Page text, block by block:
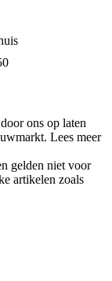
ons op laten
Lees meer
gelden niet voor
artikelen zoals